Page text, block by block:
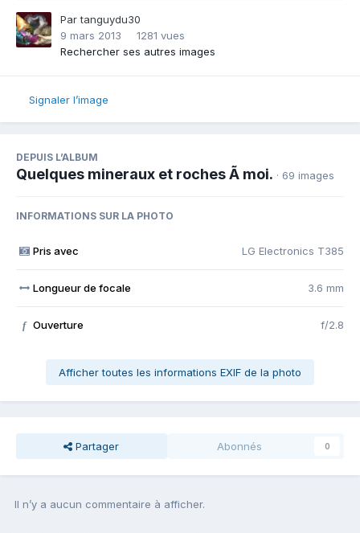
Partanguydu30
9 mars 2013
1281 vues
Rechercher ses autres images
Signaler l’image
DEPUIS L’ALBUM
Quelques mineraux et roches Ã moi. · 69 images
INFORMATIONS SUR LA PHOTO
Pris avec LG Electronics T385
Longueur de focale 3.6 mm
f Ouverture f/2.8
Afficher toutes les informations EXIF de la photo
Partager Abonnés 0
Il n’y a aucun commentaire à afficher.